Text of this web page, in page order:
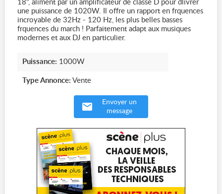
18", aliment par un amplificateur de classe D pour dlivrer
une puissance de 1020W. Il offre un rapport en frquences
incroyable de 32Hz - 120 Hz, les plus belles basses
frquences du march ! Parfaitement adapt aux musiques
modernes et aux DJ en particulier.
Puissance: 1000W
Type Annonce: Vente
Envoyer un
message